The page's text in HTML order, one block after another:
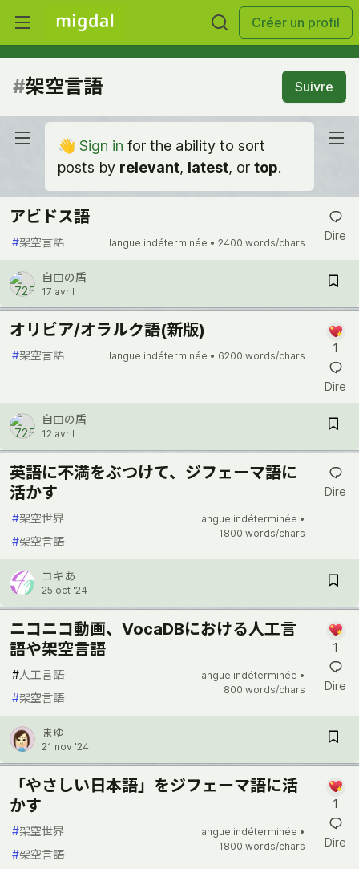
Créer un profil
#架空言語 Suivre
👋 Sign in for the ability to sort
posts by relevant, latest, or top.
アビドス語
#架空言語 langue indéterminée • 2400 words/chars
Dire
自由の盾
17 avril
オリビア/オラルク語(新版)
#架空言語 langue indéterminée • 6200 words/chars
1
Dire
自由の盾
12 avril
英語に不満をぶつけて、ジフェーマ語に
活かす
#架空世界
#架空言語
langue indéterminée •
1800 words/chars
Dire
コキあ
25 oct '24
ニコニコ動画、VocaDBにおける人工言
語や架空言語
#人工言語
#架空言語
langue indéterminée •
800 words/chars
1
Dire
まゆ
21 nov '24
「やさしい日本語」をジフェーマ語に活
かす
#架空世界
#架空言語
langue indéterminée •
1800 words/chars
1
Dire